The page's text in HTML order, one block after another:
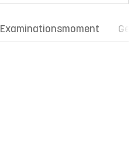
Examinationsmoment